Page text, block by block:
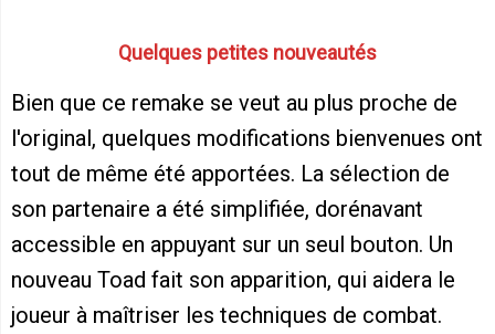
Quelques petites nouveautés
Bien que ce remake se veut au plus proche de
l'original, quelques modifications bienvenues ont
tout de même été apportées. La sélection de
son partenaire a été simplifiée, dorénavant
accessible en appuyant sur un seul bouton. Un
nouveau Toad fait son apparition, qui aidera le
joueur à maîtriser les techniques de combat.